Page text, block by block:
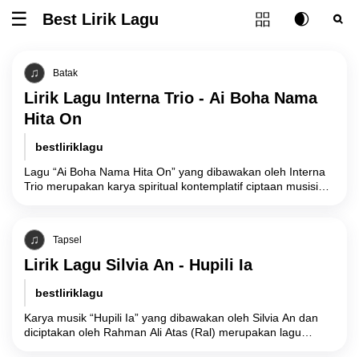
Tombol untuk membuka atau menutup menu
Best Lirik Lagu TombolTombol
Batak
Lirik Lagu Interna Trio - Ai Boha Nama
Hita On
bestliriklagu
Lagu “Ai Boha Nama Hita On” yang dibawakan oleh Interna
Trio merupakan karya spiritual kontemplatif ciptaan musisi
Tapsel
Lirik Lagu Silvia An - Hupili Ia
bestliriklagu
Karya musik “Hupili Ia” yang dibawakan oleh Silvia An dan
diciptakan oleh Rahman Ali Atas (Ral) merupakan lagu